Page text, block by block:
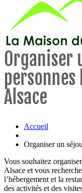
Organiser
personnes
Alsace
Accueil
Organiser un
Vous souhaitez
Alsace et vous
l’hébergement et la
des activités et des